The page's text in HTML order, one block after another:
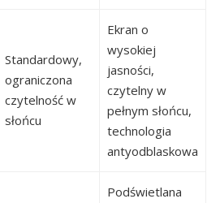
Standardowy,
ograniczona
czytelność w
słońcu
Ekran o
wysokiej
jasności,
czytelny w
pełnym słońcu,
technologia
antyodblaskowa
Podświetlana